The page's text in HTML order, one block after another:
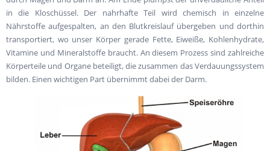
in die Kloschüssel. Der nahrhafte Teil wird chemisch in einzelne
Nährstoffe aufgespalten, an den Blutkreislauf übergeben und dorthin
transportiert, wo unser Körper gerade Fette, Eiweiße, Kohlenhydrate,
Vitamine und Mineralstoffe braucht. An diesem Prozess sind zahlreiche
Körperteile und Organe beteiligt, die zusammen das Verdauungssystem
bilden. Einen wichtigen Part übernimmt dabei der Darm.